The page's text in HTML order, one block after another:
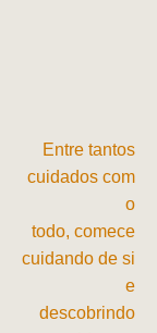
Entre tantos
cuidados com
o
todo, comece
cuidando de si
e
descobrindo